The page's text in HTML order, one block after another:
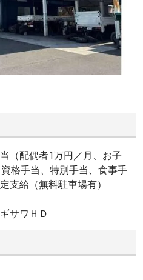
（配偶者1万円／月、お子
格手当、特別手当、食事手
支給（無料駐車場有）
サワＨＤ